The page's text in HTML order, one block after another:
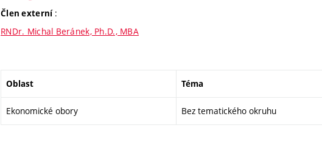
Člen externí :
RNDr. Michal Beránek, Ph.D., MBA
Oblast Téma
Ekonomické obory Bez tematického okruhu